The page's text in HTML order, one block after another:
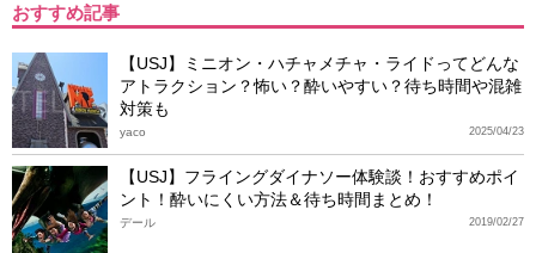
おすすめ記事
【USJ】ミニオン・ハチャメチャ・ライドってどんな
アトラクション？怖い？酔いやすい？待ち時間や混雑
対策も
2025/04/23
yaco
【USJ】フライングダイナソー体験談！おすすめポイ
ント！酔いにくい方法＆待ち時間まとめ！
2019/02/27
デール